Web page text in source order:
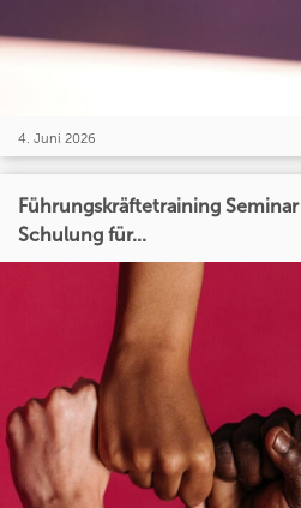
4. Juni 2026
Führungskräftetraining
Schulung für...